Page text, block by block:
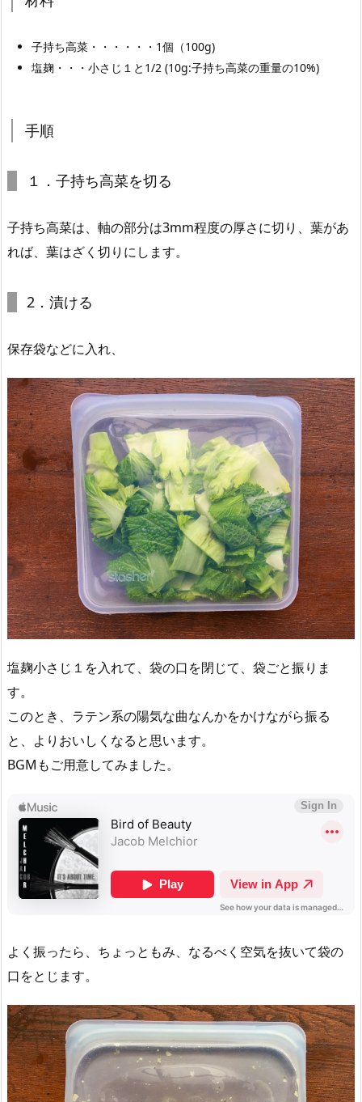
子持ち高菜・・・・・・1個（100g)
塩麹・・・小さじ１と1/2 (10g:子持ち高菜の重量の10%)
手順
１．子持ち高菜を切る
子持ち高菜は、軸の部分は3mm程度の厚さに切り、葉があ
れば、葉はざく切りにします。
2．漬ける
保存袋などに入れ、
塩麹小さじ１を入れて、袋の口を閉じて、袋ごと振りま
す。
このとき、ラテン系の陽気な曲なんかをかけながら振る
と、よりおいしくなると思います。
BGMもご用意してみました。
よく振ったら、ちょっともみ、なるべく空気を抜いて袋の
口をとじます。